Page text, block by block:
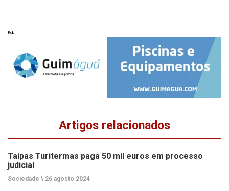
Pub
Artigos relacionados
Taipas Turitermas paga 50 mil euros em processo
judicial
Sociedade \ 26 agosto 2024